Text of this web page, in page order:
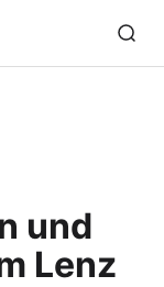
und
Lenz